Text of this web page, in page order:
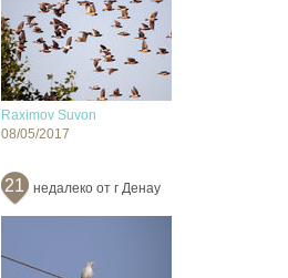
Raximov Suvon
08/05/2017
21 недалеко от г Денау